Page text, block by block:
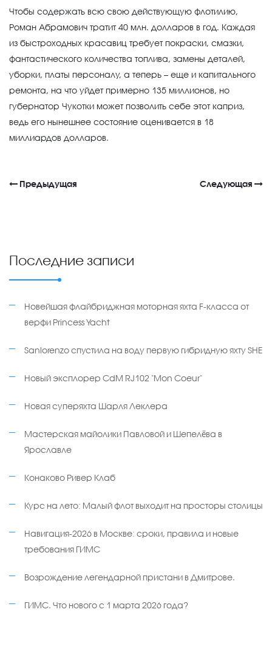
Чтобы содержать всю свою действующую флотилию,
Роман Абрамович тратит 40 млн. долларов в год. Каждая
из быстроходных красавиц требует покраски, смазки,
фантастического количества топлива, замены деталей,
уборки, платы персоналу, а теперь – еще и капитального
ремонта, на что уйдет примерно 135 миллионов, но
губернатор Чукотки может позволить себе этот каприз,
ведь его нынешнее состояние оценивается в 18
миллиардов долларов.
Предыдущая Следующая
Последние записи
Новейшая флайбриджная моторная яхта F-класса от
верфи Princess Yacht
Sanlorenzo спустила на воду первую гибридную яхту SHE
Новый эксплорер CdM RJ102 "Mon Coeur"
Новая суперяхта Шарля Леклера
Мастерская майолики Павловой и Шепелёва в
Ярославле
Конаково Ривер Клаб
Курс на лето: Малый флот выходит на просторы столицы
Навигация-2026 в Москве: сроки, правила и новые
требования ГИМС
Возрождение легендарной пристани в Дмитрове.
ГИМС. Что нового с 1 марта 2026 года?